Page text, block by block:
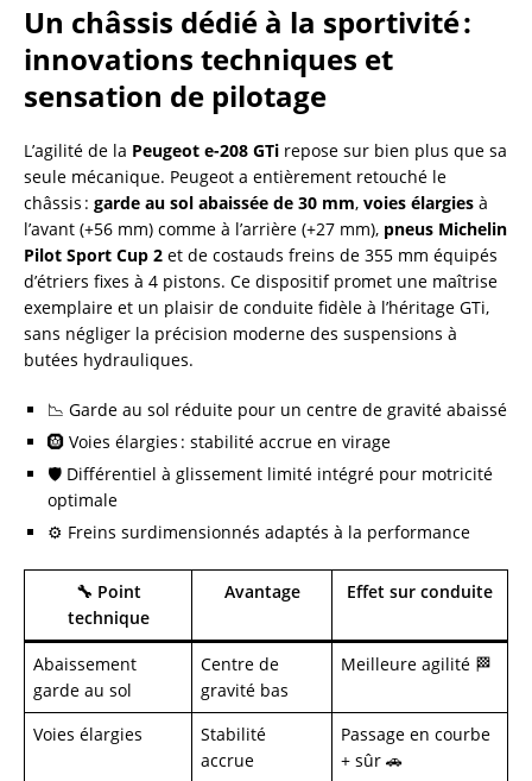
Un châssis dédié à la sportivité :
innovations techniques et
sensation de pilotage
L’agilité de la Peugeot e-208 GTi repose sur bien plus que sa
seule mécanique. Peugeot a entièrement retouché le
châssis : garde au sol abaissée de 30 mm, voies élargies à
l’avant (+56 mm) comme à l’arrière (+27 mm), pneus Michelin
Pilot Sport Cup 2 et de costauds freins de 355 mm équipés
d’étriers fixes à 4 pistons. Ce dispositif promet une maîtrise
exemplaire et un plaisir de conduite fidèle à l’héritage GTi,
sans négliger la précision moderne des suspensions à
butées hydrauliques.
📉 Garde au sol réduite pour un centre de gravité abaissé
🛞 Voies élargies : stabilité accrue en virage
🛡️ Différentiel à glissement limité intégré pour motricité
optimale
⚙️ Freins surdimensionnés adaptés à la performance
🔧 Point
technique
Avantage Effet sur conduite
Abaissement
garde au sol
Centre de
gravité bas
Meilleure agilité 🏁
Voies élargies
Stabilité
accrue
Passage en courbe
+ sûr 🚗